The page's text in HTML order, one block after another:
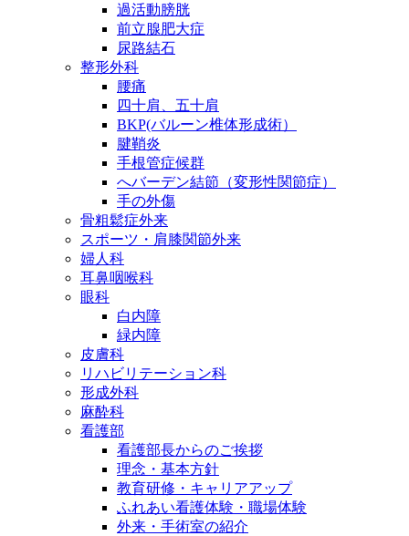
過活動膀胱
前立腺肥大症
尿路結石
整形外科
腰痛
四十肩、五十肩
BKP(バルーン椎体形成術）
腱鞘炎
手根管症候群
へバーデン結節（変形性関節症）
手の外傷
骨粗鬆症外来
スポーツ・肩膝関節外来
婦人科
耳鼻咽喉科
眼科
白内障
緑内障
皮膚科
リハビリテーション科
形成外科
麻酔科
看護部
看護部長からのご挨拶
理念・基本方針
教育研修・キャリアアップ
ふれあい看護体験・職場体験
外来・手術室の紹介